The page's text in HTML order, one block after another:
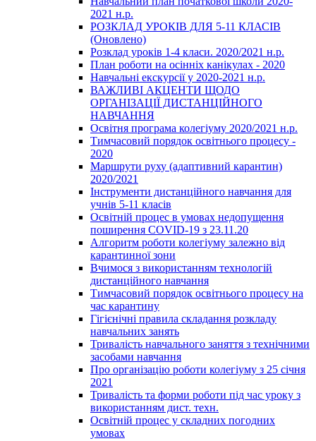
2021 н.р.
РОЗКЛАД УРОКІВ ДЛЯ 5-11 КЛАСІВ
(Оновлено)
Розклад уроків 1-4 класи. 2020/2021 н.р.
План роботи на осінніх канікулах - 2020
Навчальні екскурсії у 2020-2021 н.р.
ВАЖЛИВІ АКЦЕНТИ ЩОДО
ОРГАНІЗАЦІЇ ДИСТАНЦІЙНОГО
НАВЧАННЯ
Освітня програма колегіуму 2020/2021 н.р.
Тимчасовий порядок освітнього процесу -
2020
Маршрути руху (адаптивний карантин)
2020/2021
Інструменти дистанційного навчання для
учнів 5-11 класів
Освітній процес в умовах недопущення
поширення COVID-19 з 23.11.20
Алгоритм роботи колегіуму залежно від
карантинної зони
Вчимося з використанням технологій
дистанційного навчання
Тимчасовий порядок освітнього процесу на
час карантину
Гігієнічні правила складання розкладу
навчальних занять
Тривалість навчального заняття з технічними
засобами навчання
Про організацію роботи колегіуму з 25 січня
2021
Тривалість та форми роботи під час уроку з
використанням дист. техн.
Освітній процес у складних погодних
умовах